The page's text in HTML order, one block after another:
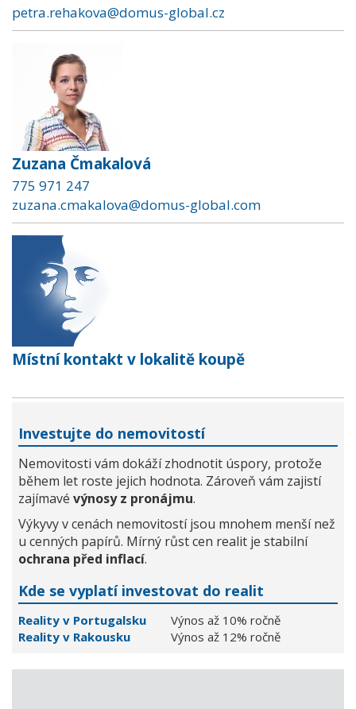
petra.rehakova@domus-global.cz
Zuzana Čmakalová
775 971 247
zuzana.cmakalova@domus-global.com
Místní kontakt v lokalitě koupě
Investujte do nemovitostí
Nemovitosti vám dokáží zhodnotit úspory, protože
během let roste jejich hodnota. Zároveň vám zajistí
zajímavé výnosy z pronájmu.
Výkyvy v cenách nemovitostí jsou mnohem menší než
u cenných papírů. Mírný růst cen realit je stabilní
ochrana před inflací.
Kde se vyplatí investovat do realit
Reality v Portugalsku
Výnos až 10% ročně
Reality v Rakousku
Výnos až 12% ročně